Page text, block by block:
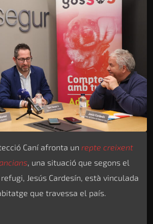
Caní afronta un repte creixent
, una situació que segons el
Jesús Cardesín, està vinculada
que travessa el país.